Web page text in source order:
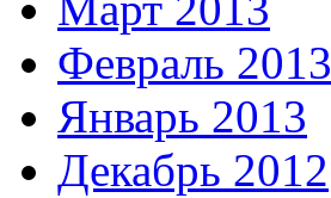
Февраль 2013
Январь 2013
Декабрь 2012